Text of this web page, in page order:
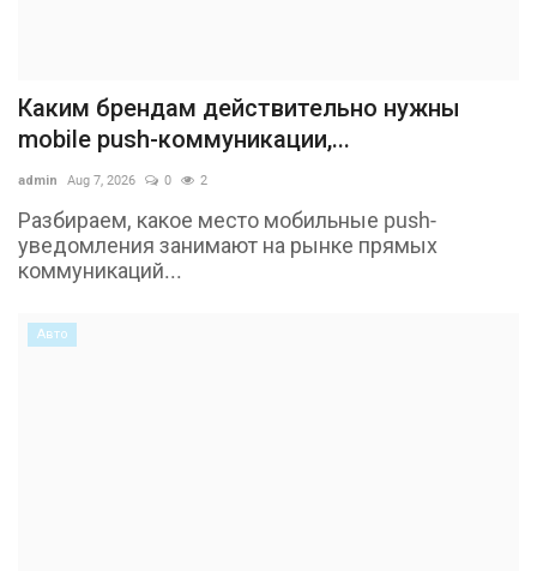
Каким брендам действительно нужны
mobile push-коммуникации,...
admin Aug 7, 2026 0 2
Разбираем, какое место мобильные push-
уведомления занимают на рынке прямых
коммуникаций...
Авто